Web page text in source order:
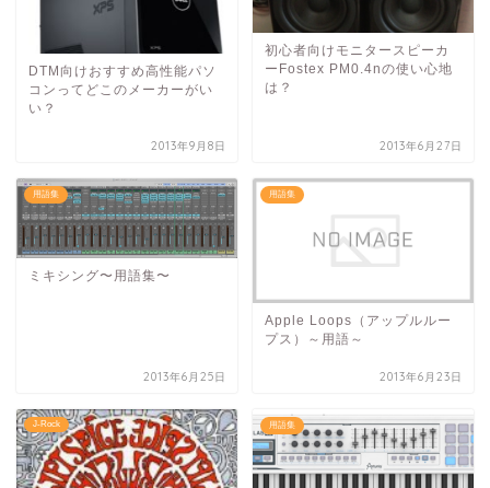
DTM向けおすすめ高性能パソ
コンってどこのメーカーがい
い？
2013年9月8日
初心者向けモニタースピーカ
ーFostex PM0.4nの使い心地
は？
2013年6月27日
用語集
ミキシング〜用語集〜
2013年6月25日
用語集
Apple Loops（アップルルー
プス）～用語～
2013年6月23日
J-Rock 用語集